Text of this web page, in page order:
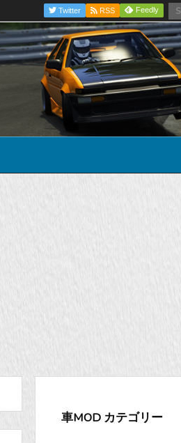
Twitter RSS Feedly
車MOD カテゴリー